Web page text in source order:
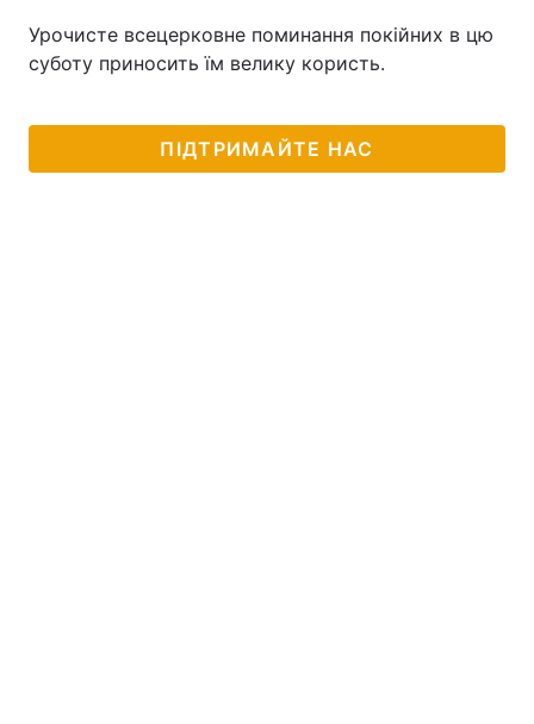
Урочисте всецерковне поминання покійних в цю
суботу приносить їм велику користь.
ПІДТРИМАЙТЕ НАС